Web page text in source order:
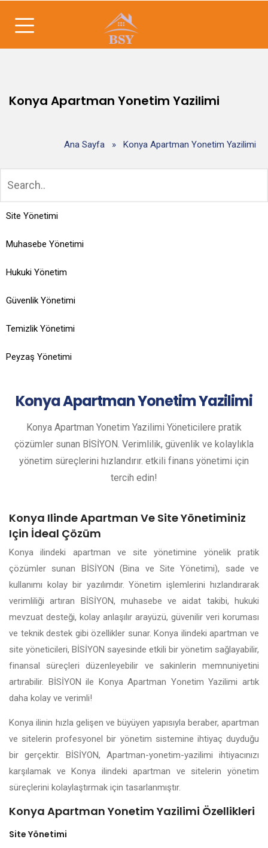
Konya Apartman Yonetim Yazilimi
Ana Sayfa » Konya Apartman Yonetim Yazilimi
Site Yönetimi
Muhasebe Yönetimi
Hukuki Yönetim
Güvenlik Yönetimi
Temizlik Yönetimi
Peyzaş Yönetimi
KonyaApartman Yonetim Yazilimi
Konya Apartman Yonetim Yazilimi Yöneticilere pratik
çözümler sunan BİSİYON. Verimlilik, güvenlik ve kolaylıkla
yönetim süreçlerini hızlandırır. etkili finans yönetimi için
tercih edin!
Konya Ilinde Apartman Ve Site Yönetiminiz
Için İdeal Çözüm
Konya ilindeki apartman ve site yönetimine yönelik pratik
çözümler sunan BİSİYON (Bina ve Site Yönetimi), sade ve
kullanımı kolay bir yazılımdır. Yönetim işlemlerini hızlandırarak
verimliliği artıran BİSİYON, muhasebe ve aidat takibi, hukuki
mevzuat desteği, kolay anlaşılır arayüzü, güvenilir veri koruması
ve teknik destek gibi özellikler sunar. Konya ilindeki apartman ve
site yöneticileri, BİSİYON sayesinde etkili bir yönetim sağlayabilir,
finansal süreçleri düzenleyebilir ve sakinlerin memnuniyetini
artırabilir. BİSİYON ile Konya Apartman Yonetim Yazilimi artık
daha kolay ve verimli!
Konya ilinin hızla gelişen ve büyüyen yapısıyla beraber, apartman
ve sitelerin profesyonel bir yönetim sistemine ihtiyaç duyduğu
bir gerçektir. BİSİYON, Apartman-yonetim-yazilimi ihtiyacınızı
karşılamak ve Konya ilindeki apartman ve sitelerin yönetim
süreçlerini kolaylaştırmak için tasarlanmıştır.
Konya Apartman Yonetim Yazilimi Özellikleri
Site Yönetimi